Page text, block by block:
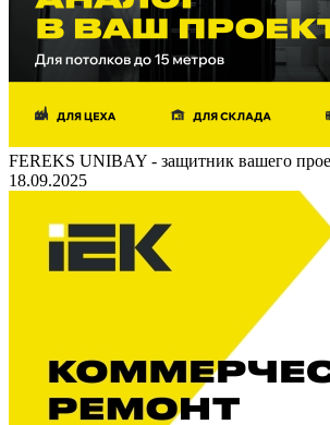
FEREKS UNIBAY - защитник вашего
18.09.2025